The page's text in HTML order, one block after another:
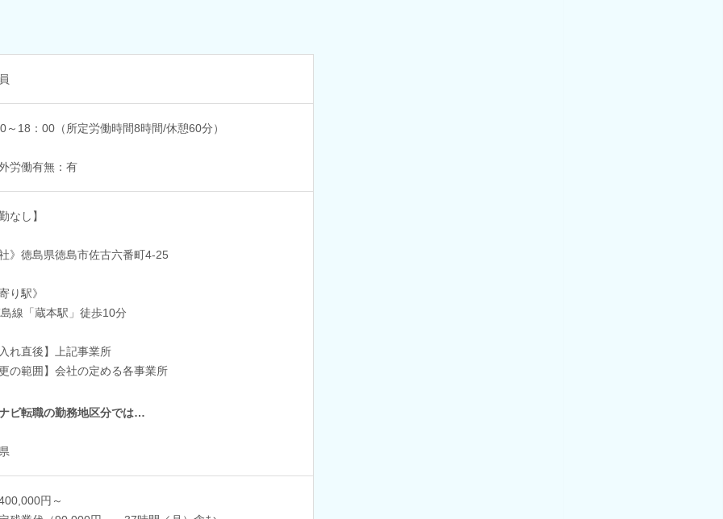
～18：00（所定労働時間8時間/休憩60分）
労働有無：有
なし】
》徳島県徳島市佐古六番町4-25
り駅》
線「蔵本駅」徒歩10分
れ直後】上記事業所
の範囲】会社の定める各事業所
ビ転職の勤務地区分では…
円～